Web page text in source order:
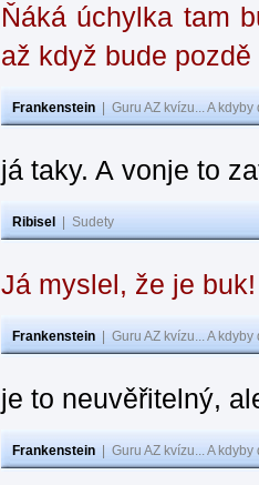
Ňáká úchylka tam
až když bude pozdě
Frankenstein Guru AZ kvízu... A
já taky. A vonje to
Ribisel Sudety
Já myslel, že je
Frankenstein Guru AZ kvízu... A
je to neuvěřitelný,
Frankenstein Guru AZ kvízu... A